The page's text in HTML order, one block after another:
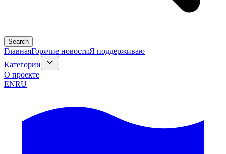
Search
ГлавнаяГорячие новостиЯ поддерживаю
Категории
О проекте
ENRU